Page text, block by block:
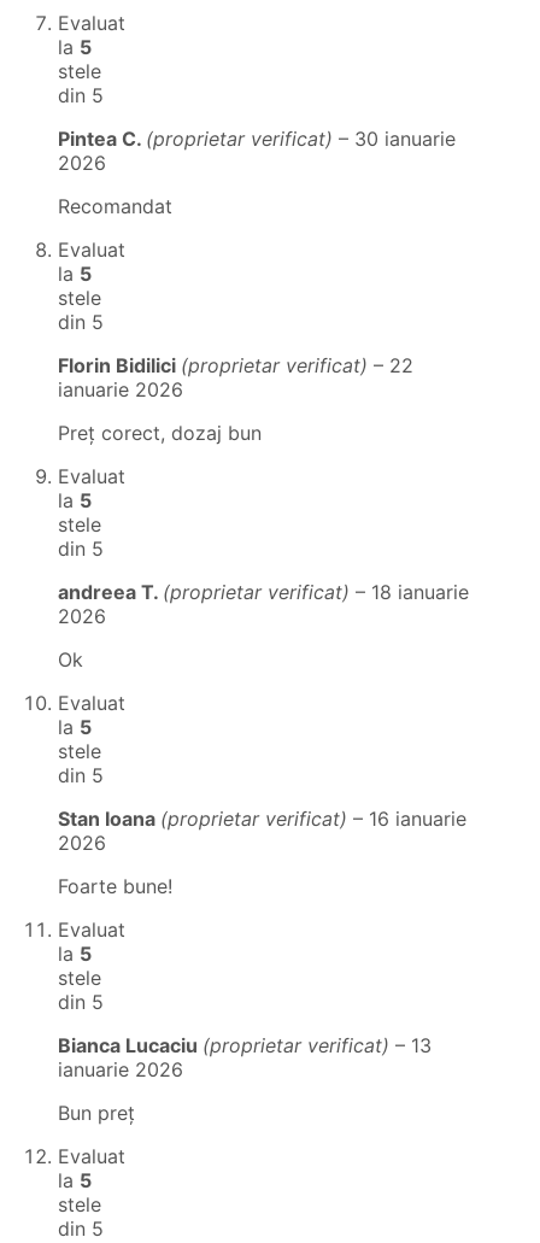
Evaluat
la 5
stele
din 5
Pintea C. (proprietar verificat) – 30 ianuarie
2026
Recomandat
Evaluat
la 5
stele
din 5
Florin Bidilici (proprietar verificat) – 22
ianuarie 2026
Preț corect, dozaj bun
Evaluat
la 5
stele
din 5
andreea T. (proprietar verificat) – 18 ianuarie
2026
Ok
Evaluat
la 5
stele
din 5
Stan Ioana (proprietar verificat) – 16 ianuarie
2026
Foarte bune!
Evaluat
la 5
stele
din 5
Bianca Lucaciu (proprietar verificat) – 13
ianuarie 2026
Bun preț
Evaluat
la 5
stele
din 5